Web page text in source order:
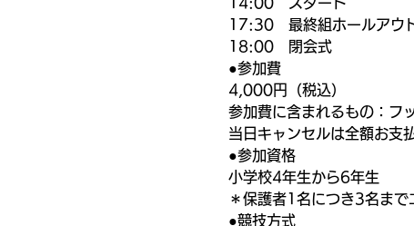
17:30　最終組ホールアウ
18:00　閉会式
●参加費
4,000円（税込）
参加費に含まれるもの：フ
当日キャンセルは全額お支
●参加資格
小学校4年生から6年生
＊保護者1名につき3名まで
●競技方式